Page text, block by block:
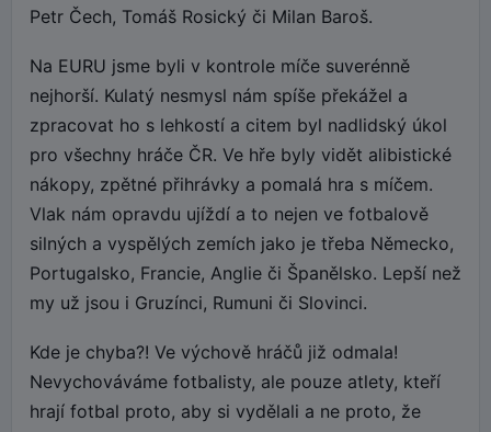
Petr Čech, Tomáš Rosický či Milan Baroš.
Na EURU jsme byli v kontrole míče suverénně
nejhorší. Kulatý nesmysl nám spíše překážel a
zpracovat ho s lehkostí a citem byl nadlidský úkol
pro všechny hráče ČR. Ve hře byly vidět alibistické
nákopy, zpětné přihrávky a pomalá hra s míčem.
Vlak nám opravdu ujíždí a to nejen ve fotbalově
silných a vyspělých zemích jako je třeba Německo,
Portugalsko, Francie, Anglie či Španělsko. Lepší než
my už jsou i Gruzínci, Rumuni či Slovinci.
Kde je chyba?! Ve výchově hráčů již odmala!
Nevychováváme fotbalisty, ale pouze atlety, kteří
hrají fotbal proto, aby si vydělali a ne proto, že